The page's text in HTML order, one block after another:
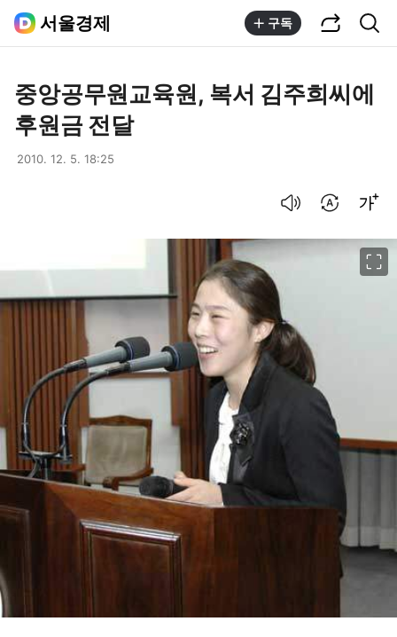
서울경제 구독
중앙공무원교육원, 복서 김주희씨에
후원금 전달
2010. 12. 5. 18:25